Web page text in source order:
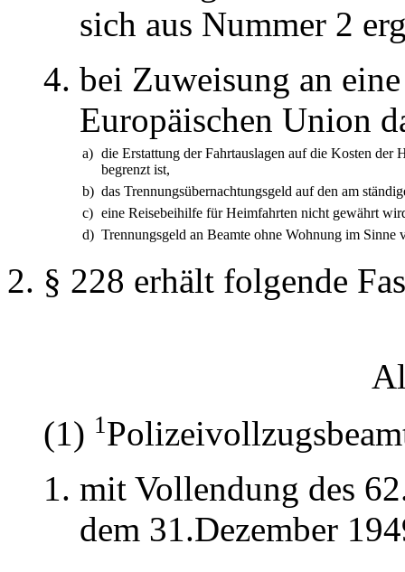
sich aus Nummer 2
bei Zuweisung an
Europäischen Union
a) die Erstattung der Fahrtauslagen auf die Kosten der
begrenzt ist,
b) das Trennungsübernachtungsgeld auf den am
c) eine Reisebeihilfe für Heimfahrten nicht gewährt
d) Trennungsgeld an Beamte ohne Wohnung im
§ 228 erhält folgende
(1) 1
mit Vollendung des
dem 31.Dezember